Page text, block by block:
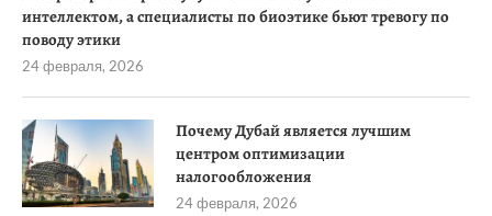
интеллектом, а специалисты по биоэтике бьют тревогу по
поводу этики
24 февраля, 2026
Почему Дубай является лучшим
центром оптимизации
налогообложения
24 февраля, 2026